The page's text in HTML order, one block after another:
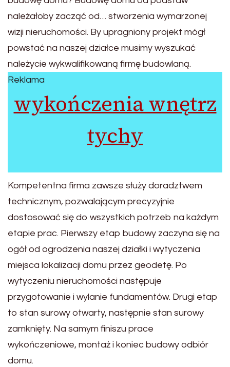
należałoby zacząć od… stworzenia wymarzonej
wizji nieruchomości. By upragniony projekt mógł
powstać na naszej działce musimy wyszukać
należycie wykwalifikowaną firmę budowlaną.
Reklama
wykończenia wnętrz
tychy
Kompetentna firma zawsze służy doradztwem
technicznym, pozwalającym precyzyjnie
dostosować się do wszystkich potrzeb na każdym
etapie prac. Pierwszy etap budowy zaczyna się na
ogół od ogrodzenia naszej działki i wytyczenia
miejsca lokalizacji domu przez geodetę. Po
wytyczeniu nieruchomości następuje
przygotowanie i wylanie fundamentów. Drugi etap
to stan surowy otwarty, następnie stan surowy
zamknięty. Na samym finiszu prace
wykończeniowe, montaż i koniec budowy odbiór
domu.